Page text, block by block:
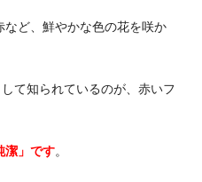
ど、鮮やかな色の花を咲か
て知られているのが、赤いフ
潔」です。